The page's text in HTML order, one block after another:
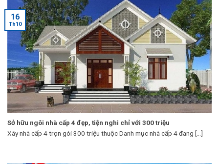
Sở hữu ngôi nhà cấp 4 đẹp, tiện nghi chỉ với 300 triệu
Xây nhà cấp 4 trọn gói 300 triệu thuộc Danh mục nhà cấp 4 đang [...]
16
Th10